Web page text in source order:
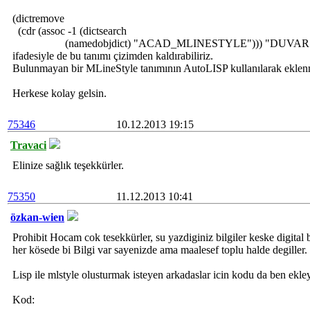
(dictremove
(cdr (assoc -1 (dictsearch
(namedobjdict) "ACAD_MLINESTYLE")))
ifadesiyle de bu tanımı çizimden kaldırabiliriz.
Bulunmayan bir MLineStyle tanımının AutoLISP kullanılarak
Herkese kolay gelsin.
75346
10.12.2013 19:15
Travaci
Elinize sağlık teşekkürler.
75350
11.12.2013 10:41
özkan-wien
Prohibit Hocam cok tesekkürler, su yazdiginiz bilgiler keske digital
her kösede bi Bilgi var sayenizde ama maalesef toplu halde degiller.
Lisp ile mlstyle olusturmak isteyen arkadaslar icin kodu da ben
Kod: